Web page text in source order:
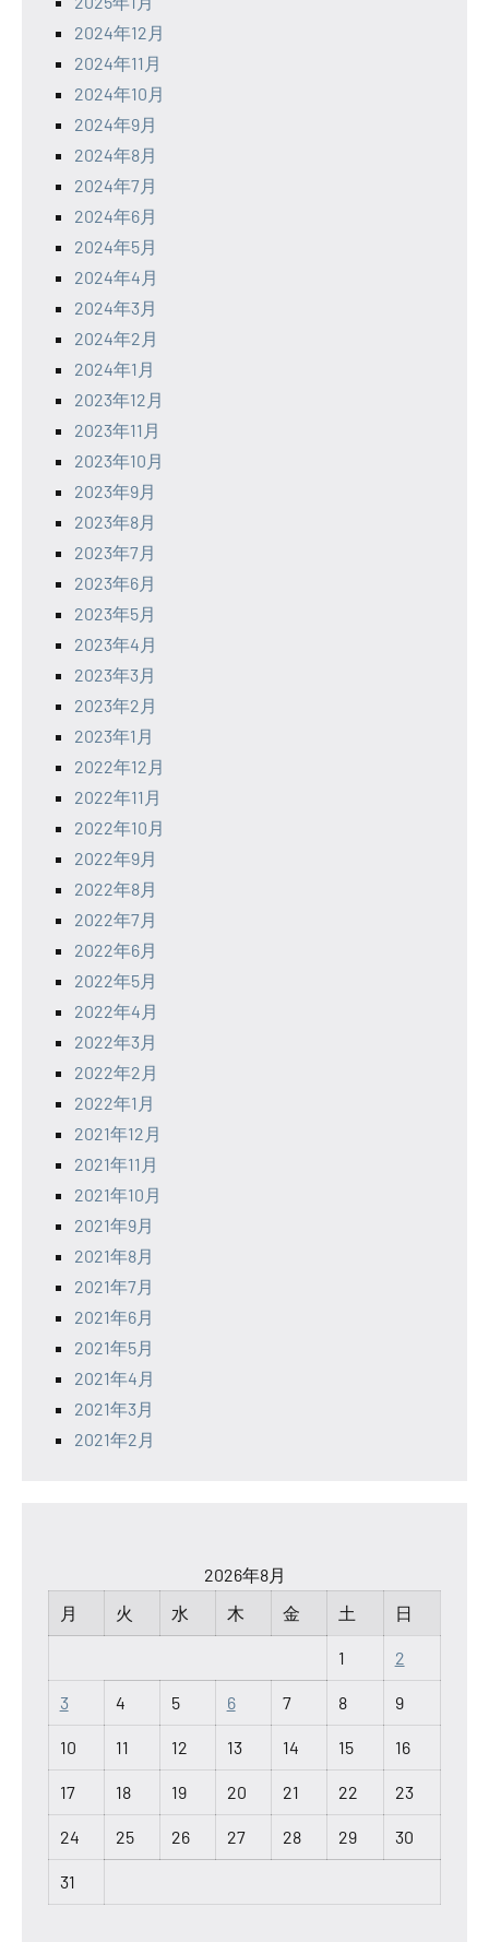
2024年12月
2024年11月
2024年10月
2024年9月
2024年8月
2024年7月
2024年6月
2024年5月
2024年4月
2024年3月
2024年2月
2024年1月
2023年12月
2023年11月
2023年10月
2023年9月
2023年8月
2023年7月
2023年6月
2023年5月
2023年4月
2023年3月
2023年2月
2023年1月
2022年12月
2022年11月
2022年10月
2022年9月
2022年8月
2022年7月
2022年6月
2022年5月
2022年4月
2022年3月
2022年2月
2022年1月
2021年12月
2021年11月
2021年10月
2021年9月
2021年8月
2021年7月
2021年6月
2021年5月
2021年4月
2021年3月
2021年2月
2026年8月
月
火 水 木 金 土 日
1 2
3 4 5 6 7 8 9
10 11 12 13 14 15 16
17 18 19 20 21 22 23
24 25 26 27 28 29 30
31